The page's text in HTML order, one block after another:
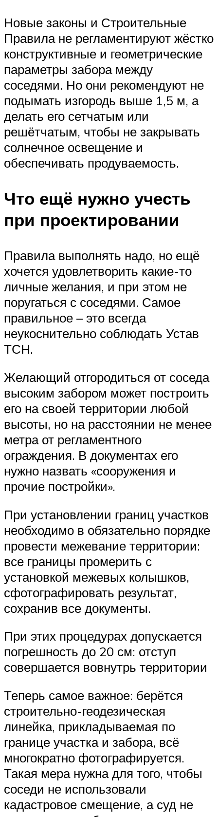
Новые законы и Строительные
Правила не регламентируют жёстко
конструктивные и геометрические
параметры забора между
соседями. Но они рекомендуют не
подымать изгородь выше 1,5 м, а
делать его сетчатым или
решётчатым, чтобы не закрывать
солнечное освещение и
обеспечивать продуваемость.
Что ещё нужно учесть
при проектировании
Правила выполнять надо, но ещё
хочется удовлетворить какие-то
личные желания, и при этом не
поругаться с соседями. Самое
правильное – это всегда
неукоснительно соблюдать Устав
ТСН.
Желающий отгородиться от соседа
высоким забором может построить
его на своей территории любой
высоты, но на расстоянии не менее
метра от регламентного
ограждения. В документах его
нужно назвать «сооружения и
прочие постройки».
При установлении границ участков
необходимо в обязательно порядке
провести межевание территории:
все границы промерить с
установкой межевых колышков,
сфотографировать результат,
сохранив все документы.
При этих процедурах допускается
погрешность до 20 см: отступ
совершается вовнутрь территории
Теперь самое важное: берётся
строительно-геодезическая
линейка, прикладываемая по
границе участка и забора, всё
многократно фотографируется.
Такая мера нужна для того, чтобы
соседи не использовали
кадастровое смещение, а суд не